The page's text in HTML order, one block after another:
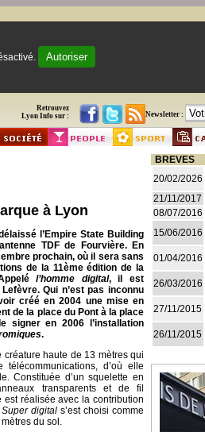
Autoriser
Retrouvez
Lyon Info sur :
Newsletter :
à Lyon
l’Empire State Building
TDF de Fourvière. En
prochain, où il sera sans
de la 11ème édition de la
l’homme digital, il est
Qui n’est pas inconnu
créé en 2004 une mise en
de la place du Pont à la place
signer en 2006 l’installation
.
créature haute de 13 mètres qui
d’où elle
Constituée d’un squelette en
transparents et de fil
est réalisée avec la contribution
Super digitals’est choisi comme
du sol.
BREVES
20/02/2026
21/11/2017
08/07/2016
15/06/2016
01/04/2016
26/03/2016
27/11/2015
26/11/2015